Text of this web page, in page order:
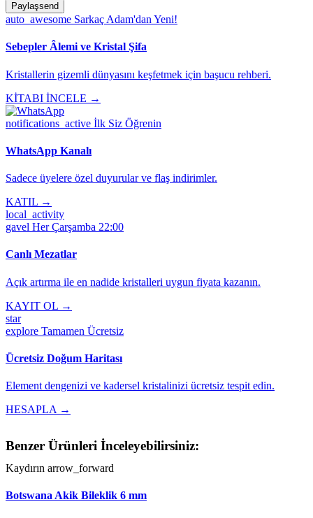
Paylaşsend
auto_awesome Sarkaç Adam'dan Yeni!
Sebepler Âlemi ve Kristal Şifa
Kristallerin gizemli dünyasını keşfetmek için başucu rehberi.
KİTABI İNCELE →
notifications_active İlk Siz Öğrenin
WhatsApp Kanalı
Sadece üyelere özel duyurular ve flaş indirimler.
KATIL →
local_activity
gavel Her Çarşamba 22:00
Canlı Mezatlar
Açık artırma ile en nadide kristalleri uygun fiyata kazanın.
KAYIT OL →
star
explore Tamamen Ücretsiz
Ücretsiz Doğum Haritası
Element dengenizi ve kadersel kristalinizi ücretsiz tespit edin.
HESAPLA →
Benzer Ürünleri İnceleyebilirsiniz:
Kaydırın arrow_forward
Botswana Akik Bileklik 6 mm